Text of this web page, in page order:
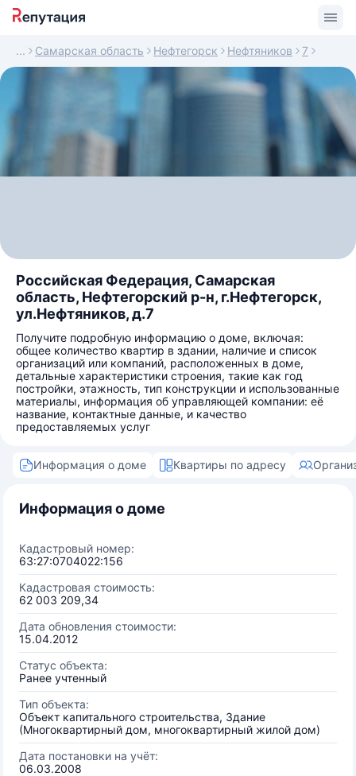
Самарская область Нефтегорск Нефтяников 7
Российская Федерация, Самарская
область, Нефтегорский р-н, г.Нефтегорск,
ул.Нефтяников, д.7
Получите подробную информацию о доме, включая:
общее количество квартир в здании, наличие и список
организаций или компаний, расположенных в доме,
детальные характеристики строения, такие как год
постройки, этажность, тип конструкции и использованные
материалы, информация об управляющей компании: её
название, контактные данные, и качество
предоставляемых услуг
Информация о доме Квартиры по адресу
Информация о доме
Кадастровый номер:
63:27:0704022:156
Кадастровая стоимость:
62 003 209,34
Дата обновления стоимости:
15.04.2012
Статус объекта:
Ранее учтенный
Тип объекта:
Объект капитального строительства, Здание
(Многоквартирный дом, многоквартирный жилой дом)
Дата постановки на учёт:
06.03.2008